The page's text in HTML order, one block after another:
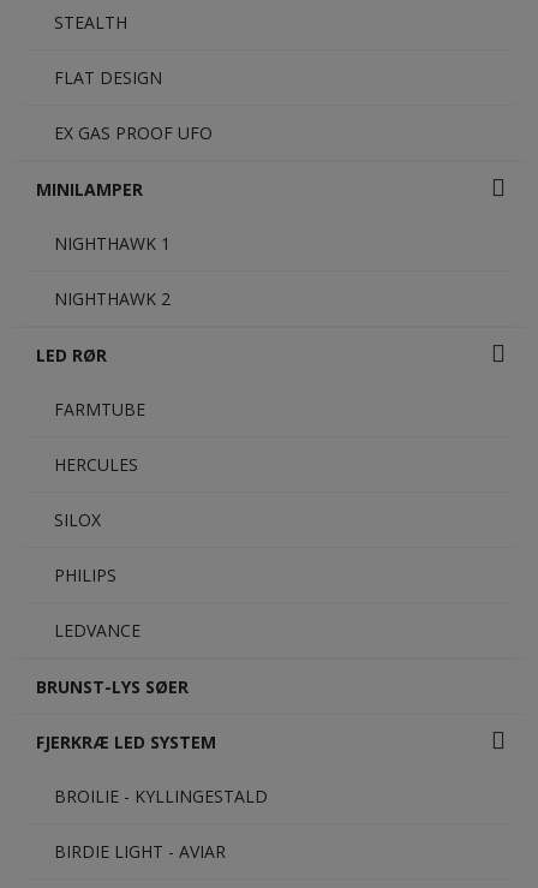
STEALTH
FLAT DESIGN
EX GAS PROOF UFO
MINILAMPER
NIGHTHAWK 1
NIGHTHAWK 2
LED RØR
FARMTUBE
HERCULES
SILOX
PHILIPS
LEDVANCE
BRUNST-LYS SØER
FJERKRÆ LED SYSTEM
BROILIE - KYLLINGESTALD
BIRDIE LIGHT - AVIAR